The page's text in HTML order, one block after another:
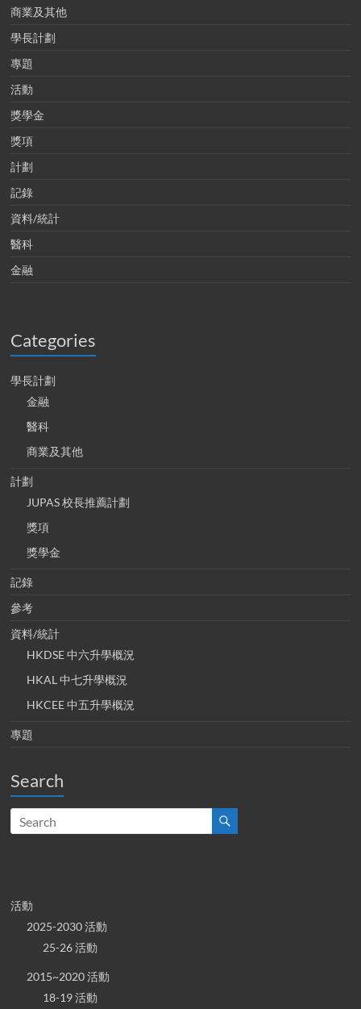
商業及其他
學長計劃
專題
活動
獎學金
獎項
計劃
記錄
資料/統計
醫科
金融
Categories
學長計劃
金融
醫科
商業及其他
計劃
JUPAS 校長推薦計劃
獎項
獎學金
記錄
參考
資料/統計
HKDSE 中六升學概況
HKAL 中七升學概況
HKCEE 中五升學概況
專題
Search
活動
2025-2030 活動
25-26 活動
2015~2020 活動
18-19 活動